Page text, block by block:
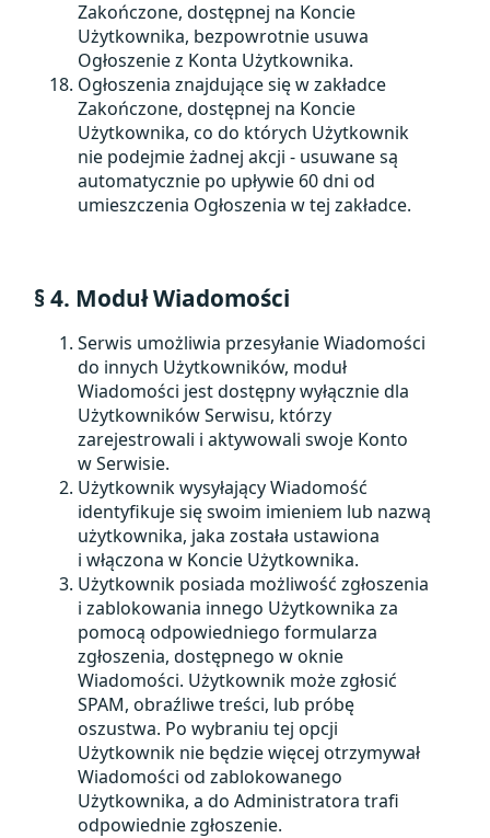
Zakończone, dostępnej na Koncie
Użytkownika, bezpowrotnie usuwa
Ogłoszenie z Konta Użytkownika.
Ogłoszenia znajdujące się w zakładce
Zakończone, dostępnej na Koncie
Użytkownika, co do których Użytkownik
nie podejmie żadnej akcji - usuwane są
automatycznie po upływie 60 dni od
umieszczenia Ogłoszenia w tej zakładce.
§ 4. Moduł Wiadomości
Serwis umożliwia przesyłanie Wiadomości
do innych Użytkowników, moduł
Wiadomości jest dostępny wyłącznie dla
Użytkowników Serwisu, którzy
zarejestrowali i aktywowali swoje Konto
w Serwisie.
Użytkownik wysyłający Wiadomość
identyfikuje się swoim imieniem lub nazwą
użytkownika, jaka została ustawiona
i włączona w Koncie Użytkownika.
Użytkownik posiada możliwość zgłoszenia
i zablokowania innego Użytkownika za
pomocą odpowiedniego formularza
zgłoszenia, dostępnego w oknie
Wiadomości. Użytkownik może zgłosić
SPAM, obraźliwe treści, lub próbę
oszustwa. Po wybraniu tej opcji
Użytkownik nie będzie więcej otrzymywał
Wiadomości od zablokowanego
Użytkownika, a do Administratora trafi
odpowiednie zgłoszenie.